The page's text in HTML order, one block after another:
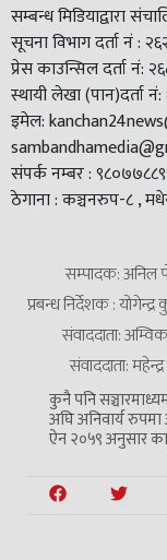
सम्बन्ध मिडियाद्वारा
सूचना विभाग दर्ता नं :
प्रेस काउन्सिल दर्ता नं:
स्थायी लेखा (पान)दर्ता
इमेल:
संपर्क नम्बर :
ठेगाना : कञ्चनरुप-८ ,
सम्पादक: अनिल
प्रबन्ध निर्देशक :
संवाददाता:
संवाददाता:
कुनै पनि
अघि अनिवार्य
ऐन २०५९ अनुसार